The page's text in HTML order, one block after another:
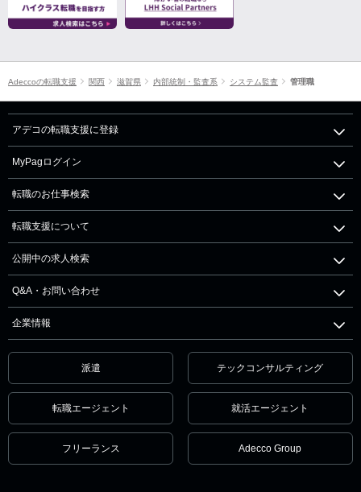
Adeccoの転職支援 関西 滋賀県 内部統制・監査系 システム監査 管理職
アデコの転職支援に登録
MyPagログイン
転職のお仕事検索
転職支援について
公開中の求人検索
Q&A・お問い合わせ
企業情報
派遣 テックコンサルティング
転職エージェント 就活エージェント
フリーランス Adecco Group